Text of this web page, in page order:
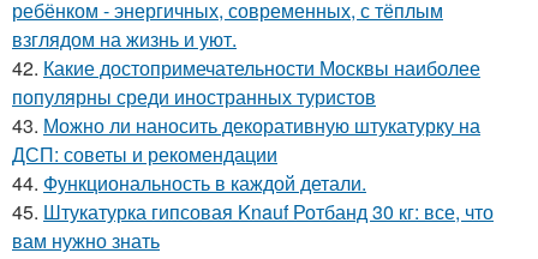
ребёнком - энергичных, современных, с тёплым
взглядом на жизнь и уют.
42. Какие достопримечательности Москвы наиболее
популярны среди иностранных туристов
43. Можно ли наносить декоративную штукатурку на
ДСП: советы и рекомендации
44. Функциональность в каждой детали.
45. Штукатурка гипсовая Knauf Ротбанд 30 кг: все, что
вам нужно знать